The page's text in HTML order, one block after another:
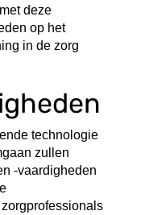
deze
op het
in de zorg
technologie
zullen
-vaardigheden